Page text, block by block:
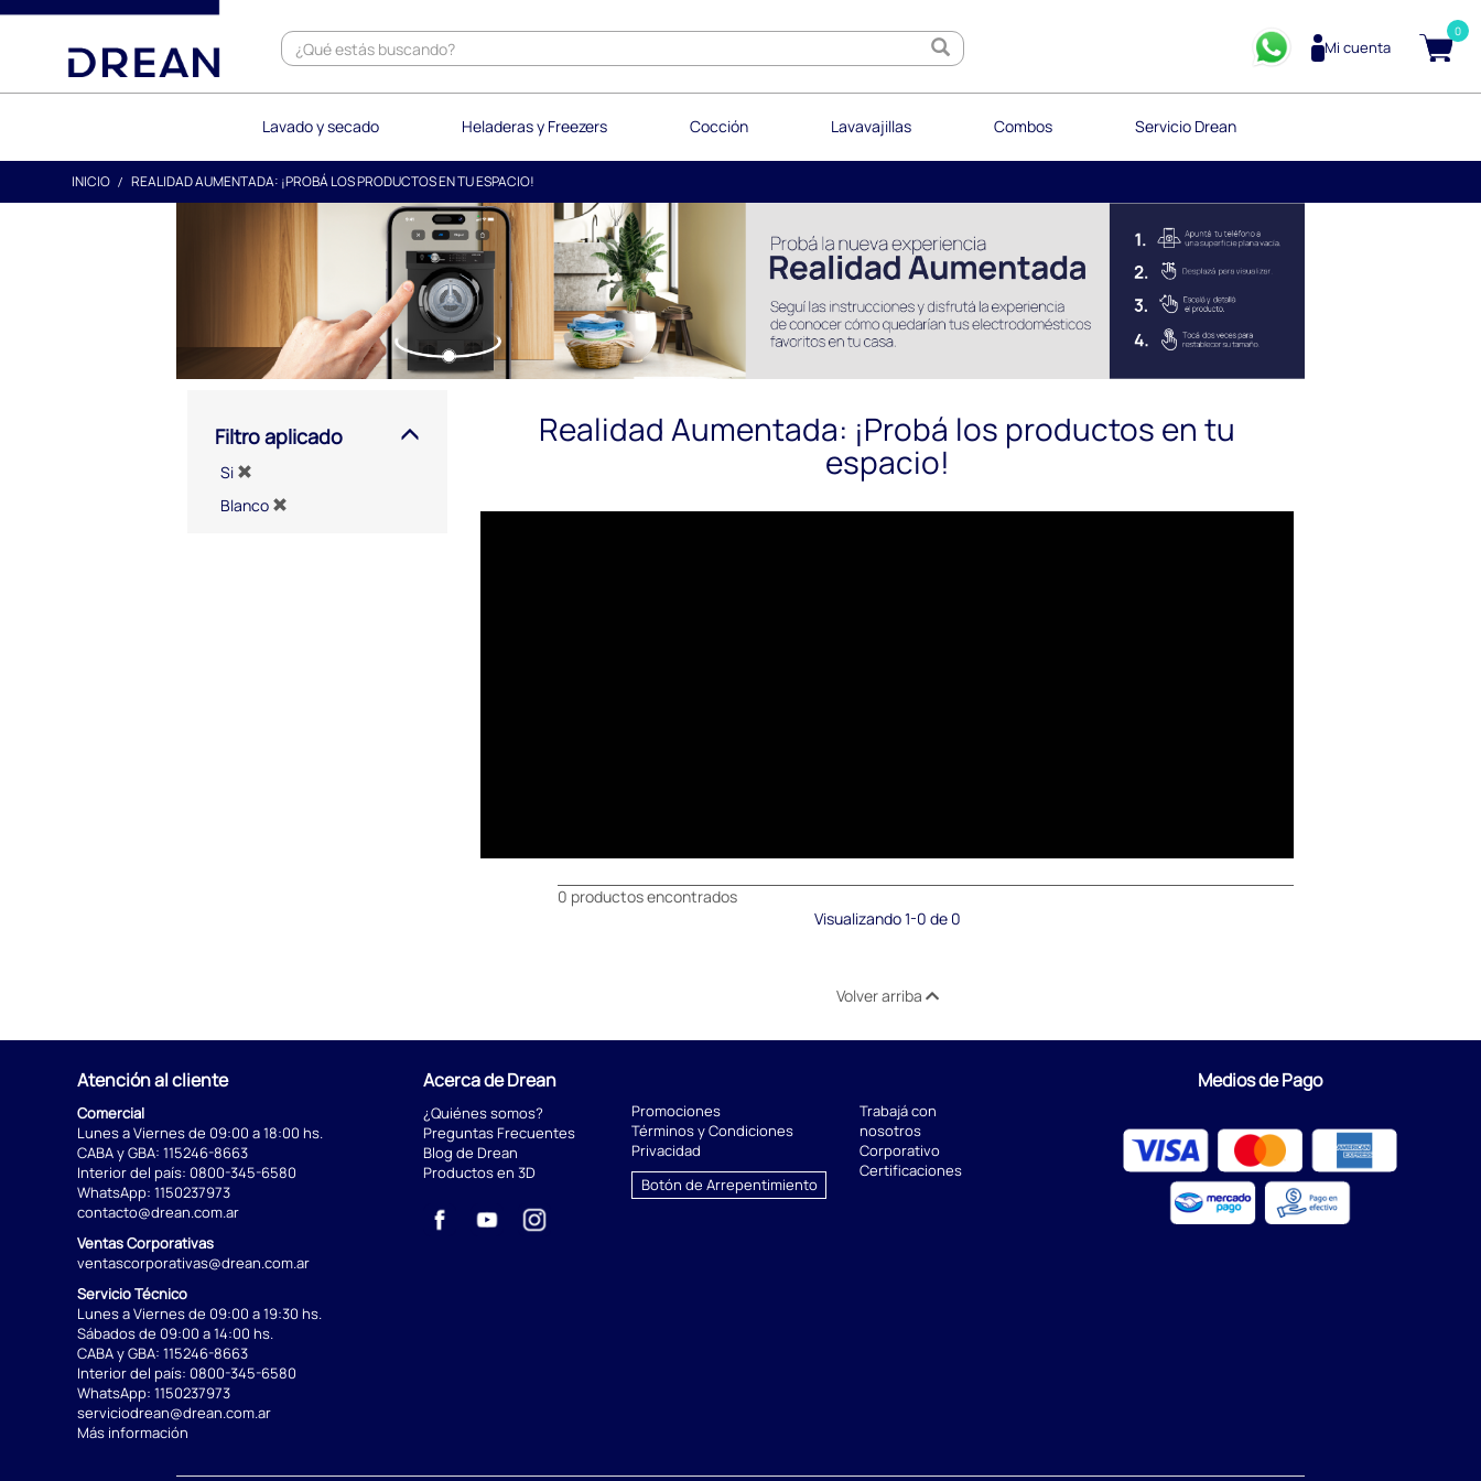
text.skipToContent
text.skipToNavigation
Mi cuenta
0
Lavado y secado Heladeras y Freezers Cocción Lavavajillas Combos Servicio Drean
INICIO REALIDAD AUMENTADA: ¡PROBÁ LOS PRODUCTOS EN TU ESPACIO!
Filtro aplicado
Si
Blanco
Realidad Aumentada: ¡Probá los productos en tu
espacio!
0 productos encontrados
Visualizando 1-0 de 0
Volver arriba
Atención al cliente
Comercial
Lunes a Viernes de 09:00 a 18:00 hs.
CABA y GBA: 115246-8663
Interior del país: 0800-345-6580
WhatsApp: 1150237973
contacto@drean.com.ar
Ventas Corporativas
ventascorporativas@drean.com.ar
Servicio Técnico
Lunes a Viernes de 09:00 a 19:30 hs.
Sábados de 09:00 a 14:00 hs.
CABA y GBA: 115246-8663
Interior del país: 0800-345-6580
WhatsApp: 1150237973
serviciodrean@drean.com.ar
Más información
Acerca de Drean
¿Quiénes somos?
Preguntas Frecuentes
Blog de Drean
Productos en 3D
Promociones
Términos y Condiciones
Privacidad
Botón de Arrepentimiento
Trabajá con
nosotros
Corporativo
Certificaciones
Medios de Pago